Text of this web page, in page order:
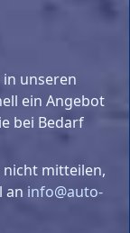
unseren
ein Angebot
bei Bedarf
nicht mitteilen,
an info@auto-